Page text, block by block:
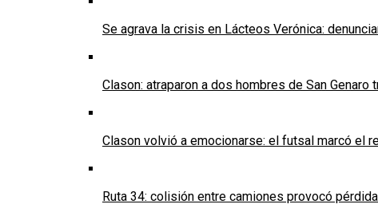
Se agrava la crisis en Lácteos Verónica:
Clason: atraparon a dos hombres de San Genaro
Clason volvió a emocionarse: el futsal marcó el
Ruta 34: colisión entre camiones provocó